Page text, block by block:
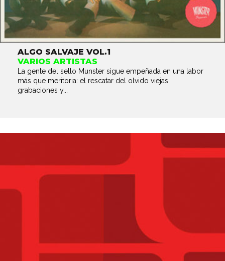
ALGO SALVAJE VOL.1
VARIOS ARTISTAS
La gente del sello Munster sigue empeñada en una labor
más que meritoria: el rescatar del olvido viejas
grabaciones y...